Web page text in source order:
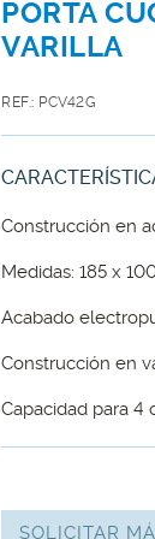
PORTA
VARILLA
REF.: PCV42G
Construcción en
Medidas: 185 x
Acabado
Construcción en
Capacidad para 4
SOLICITAR